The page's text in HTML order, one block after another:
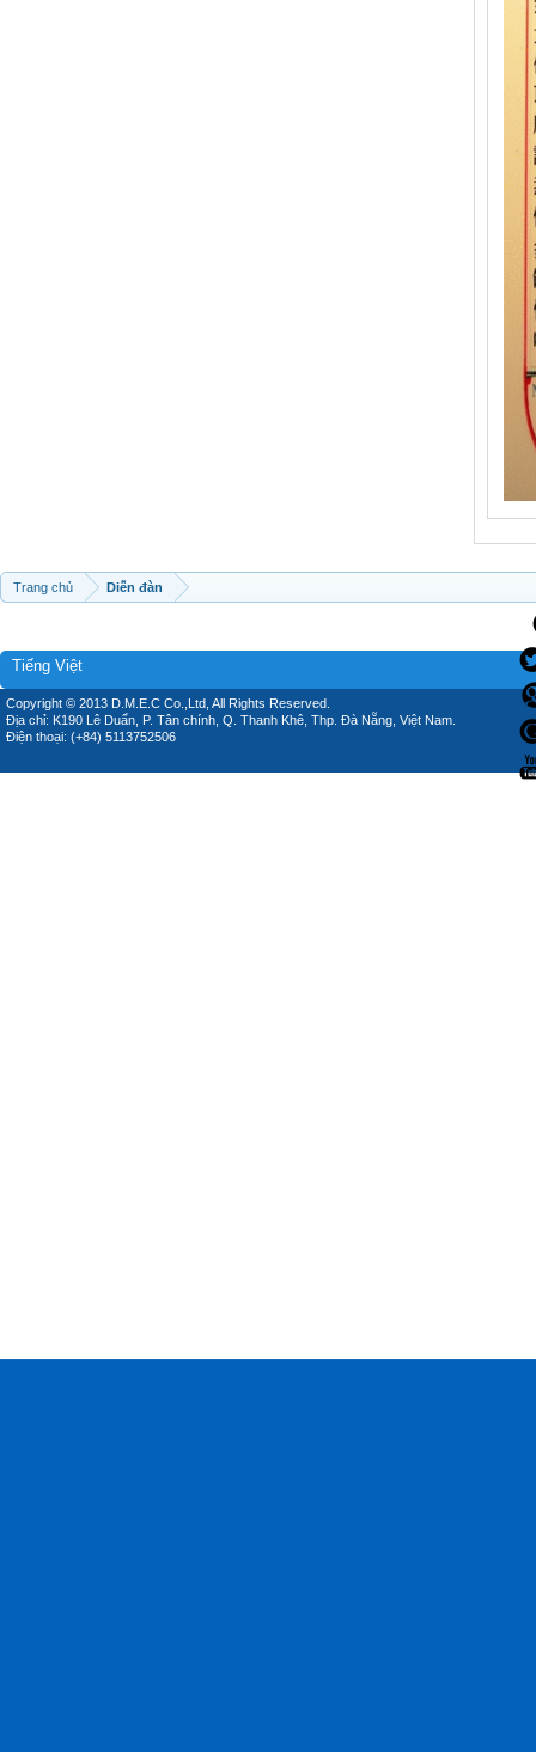
Trang chủ Diễn đàn
Tiếng Việt
Copyright © 2013 D.M.E.C Co.,Ltd, All Rights Reserved.
Địa chỉ: K190 Lê Duẩn, P. Tân chính, Q. Thanh Khê, Thp. Đà Nẵng, Việt Nam.
Điện thoại: (+84) 5113752506